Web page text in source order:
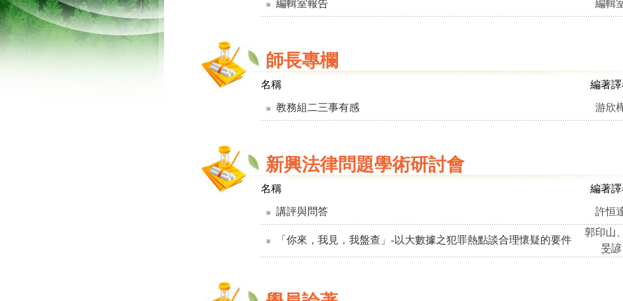
編輯室報告 編輯
師長專欄
名稱 編著
教務組二三事有感 游欣
新興法律問題學術研討會
名稱 編著
講評與問答 許恒
「你來，我見，我盤查」-以大數據之犯罪熱點談合理懷疑的要件
郭印山
旻諺